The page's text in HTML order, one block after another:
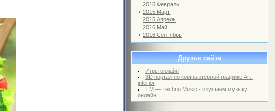
2015 Февраль
2015 Март
2015 Апрель
2016 Май
2016 Сентябрь
Друзья сайта
Игры онлайн
3D портал по компьютерной графике Art-
interior
TM — Techno Music - слушаем музыку
онлайн